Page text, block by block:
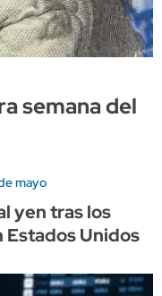
semana del
mayo
yen tras los
Unidos